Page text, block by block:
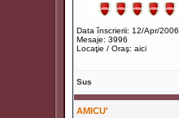
Data înscrierii: 12/Apr/2006
Mesaje: 3996
Locaţie / Oraş: aici
Sus
AMICU'